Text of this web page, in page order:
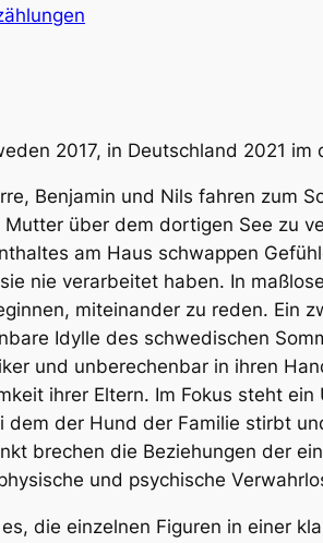
2017, in Deutschland 2021 im
Benjamin und Nils fahren zum
über dem dortigen See zu
am Haus schwappen
nie verarbeitet haben. In
miteinander zu reden. Ein
Idylle des schwedischen
und unberechenbar in ihren
ihrer Eltern. Im Fokus steht ein
dem der Hund der Familie stirbt
brechen die Beziehungen der
und psychische
die einzelnen Figuren in einer